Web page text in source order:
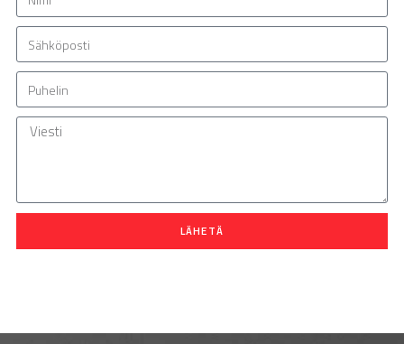
LÄHETÄ